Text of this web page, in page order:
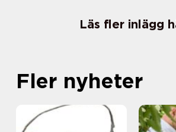
Läs fler inlägg
Fler nyheter